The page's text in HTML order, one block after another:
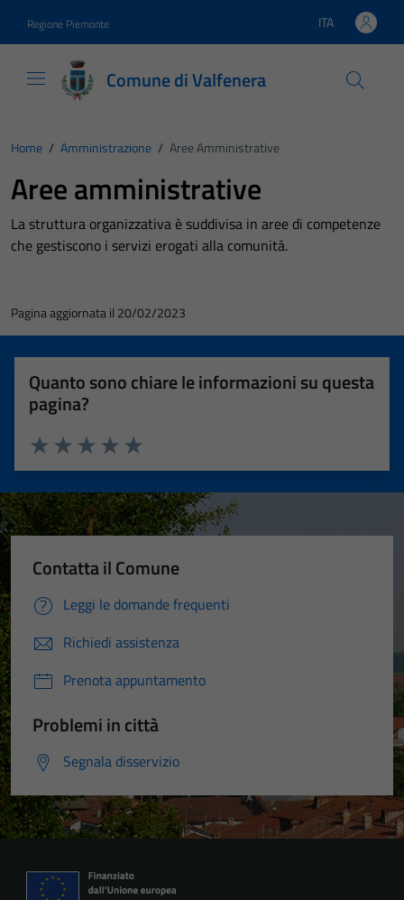
Regione Piemonte Lingua attiva:
ITA
Comune di Valfenera
Home / Amministrazione / Aree Amministrative
Aree amministrative
La struttura organizzativa è suddivisa in aree di competenze
che gestiscono i servizi erogati alla comunità.
Pagina aggiornata il 20/02/2023
Quanto sono chiare le informazioni su questa
pagina?
Valuta 5 stelle su 5
Valuta 4 stelle su 5
Valuta 3 stelle su 5
Valuta 2 stelle su 5
Valuta 1 stelle su 5
Contatta il Comune
Leggi le domande frequenti
Richiedi assistenza
Prenota appuntamento
Problemi in città
Segnala disservizio